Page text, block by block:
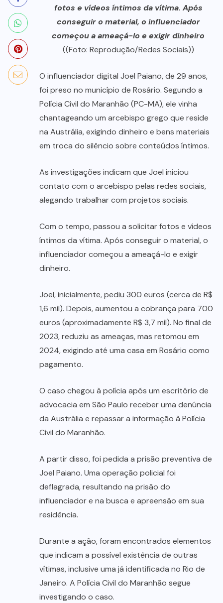
fotos e vídeos íntimos da vítima. Após
conseguir o material, o influenciador
começou a ameaçá-lo e exigir dinheiro
((Foto: Reprodução/Redes Sociais))
O influenciador digital Joel Paiano, de 29 anos,
foi preso no município de Rosário. Segundo a
Polícia Civil do Maranhão (PC-MA), ele vinha
chantageando um arcebispo grego que reside
na Austrália, exigindo dinheiro e bens materiais
em troca do silêncio sobre conteúdos íntimos.
As investigações indicam que Joel iniciou
contato com o arcebispo pelas redes sociais,
alegando trabalhar com projetos sociais.
Com o tempo, passou a solicitar fotos e vídeos
íntimos da vítima. Após conseguir o material, o
influenciador começou a ameaçá-lo e exigir
dinheiro.
Joel, inicialmente, pediu 300 euros (cerca de R$
1,6 mil). Depois, aumentou a cobrança para 700
euros (aproximadamente R$ 3,7 mil). No final de
2023, reduziu as ameaças, mas retomou em
2024, exigindo até uma casa em Rosário como
pagamento.
O caso chegou à polícia após um escritório de
advocacia em São Paulo receber uma denúncia
da Austrália e repassar a informação à Polícia
Civil do Maranhão.
A partir disso, foi pedida a prisão preventiva de
Joel Paiano. Uma operação policial foi
deflagrada, resultando na prisão do
influenciador e na busca e apreensão em sua
residência.
Durante a ação, foram encontrados elementos
que indicam a possível existência de outras
vítimas, inclusive uma já identificada no Rio de
Janeiro. A Polícia Civil do Maranhão segue
investigando o caso.